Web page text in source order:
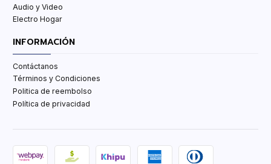
Audio y Video
Electro Hogar
INFORMACIÓN
Contáctanos
Términos y Condiciones
Politica de reembolso
Política de privacidad